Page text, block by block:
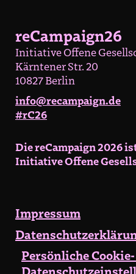
reCampaign26
Initiative Offene
Kärntener Str. 20
10827 Berlin
info@recampaign.de
#rC26
Die reCampaign 2026
Initiative Offene
Impressum
Persönliche